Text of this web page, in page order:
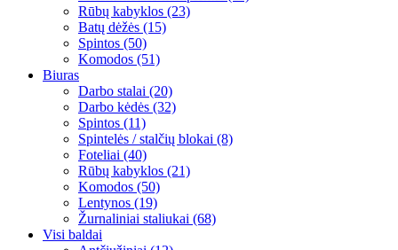
Rūbų kabyklos (23)
Batų dėžės (15)
Spintos (50)
Komodos (51)
Biuras
Darbo stalai (20)
Darbo kėdės (32)
Spintos (11)
Spintelės / stalčių blokai (8)
Foteliai (40)
Rūbų kabyklos (21)
Komodos (50)
Lentynos (19)
Žurnaliniai staliukai (68)
Visi baldai